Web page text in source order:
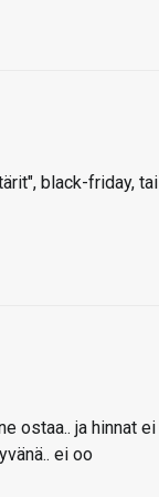
black-friday, tai
ostaa.. ja hinnat ei
ei oo